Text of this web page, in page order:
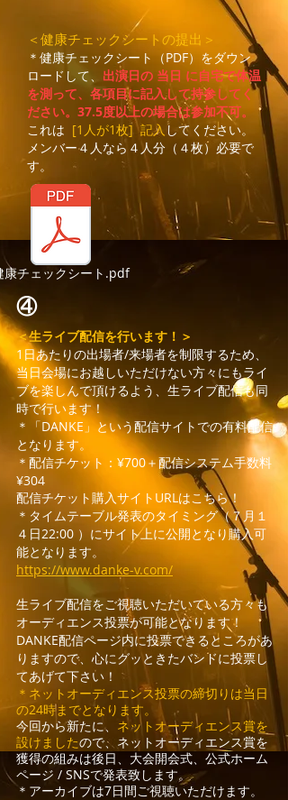
＜健康チェックシートの提出＞
＊健康チェックシート（PDF）をダウン
ロードして、 出演日の 当日 に自宅で体温
を測って、各項目に記入して持参してく
ださい。37.5度以上の場合は参加不可。
これは [1人が1枚] 記入 してください。
メンバー４人なら４人分（４枚）必要で
す。
康チェックシート.pdf
④
＜生ライブ配信を行います！＞
1日あたりの出場者/来場者を制限するため、
当日会場にお越しいただけない方々にもライ
ブを楽しんで頂けるよう、生ライブ配信も同
時で行います！
＊「DANKE」という配信サイトでの有料配信
となります。
＊配信チケット：¥700＋配信システム手数料
¥304
配信チケット購入サイトURLはこちら！
＊タイムテーブル発表のタイミング（７月１
４日22:00 ）にサイト上に公開となり購入可
能となります。
https://www.danke-v.com/
生ライブ配信をご視聴いただいている方々も
オーディエンス投票が可能となります！
DANKE配信ページ内に投票できるところがあ
りますので、心にグッときたバンドに投票し
てあげて下さい！
＊ネットオーディエンス投票の締切りは当日
の24時までとなります。
今回から新たに、 ネットオーディエンス賞を
設けましたので、ネットオーディエンス賞を
獲得の組みは後日、大会開会式、公式ホーム
ページ / SNSで発表致します。
＊アーカイブは7日間ご視聴いただけます。